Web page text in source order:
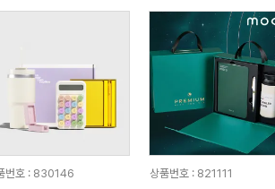
번호 : 830146
상품번호 : 821111